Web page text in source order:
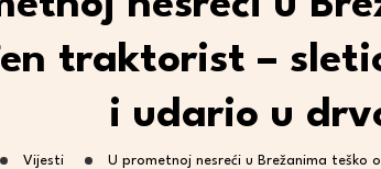
traktorist –
i udario u
Vijesti
U prometnoj nesreći u Brežanima teško